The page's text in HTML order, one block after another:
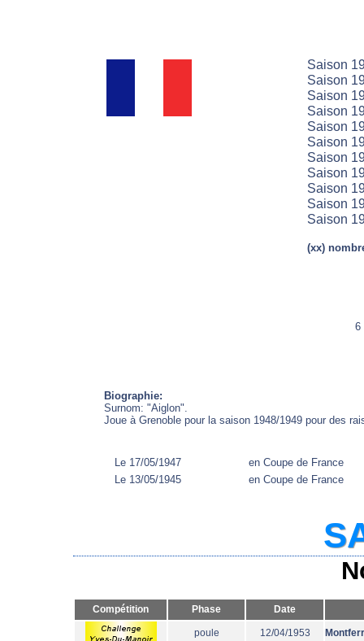
Saison
Saison
Saison
Saison
Saison
Saison
Saison
Saison
Saison
Saison
Saison
(xx)
6
Biographie:
Surnom: "Aiglon".
Joue à Grenoble pour la saison 1948/1949 pour des
Le 17/05/1947
en Coupe de France
Le 13/05/1945
en Coupe de France
Compétition Phase Date
poule 12/04/1953